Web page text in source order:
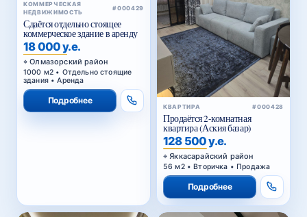
КОММЕРЧЕСКАЯ
НЕДВИЖИМОСТЬ
#000429
Сдаётся отдельно стоящее
коммерческое здание в аренду
18 000 у.е.
Олмазорский район
1000 м2 • Отдельно стоящие
здания • Аренда
Подробнее
КВАРТИРА #000428
Продаётся 2-комнатная
квартира (Аския базар)
128 500 у.е.
Яккасарайский район
56 м2 • Вторичка • Продажа
Подробнее